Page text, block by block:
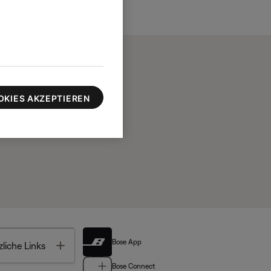
Links Toggle Bose App
Bose Connect
AKZEPTIEREN